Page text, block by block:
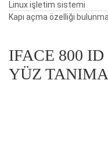
Linux işletim sistemi
Kapı açma özelliği
IFACE 800
YÜZ